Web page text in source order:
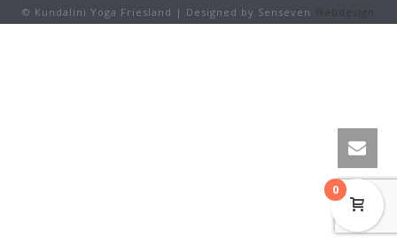
© Kundalini Yoga Friesland | Designed by Senseven Webdesign
0